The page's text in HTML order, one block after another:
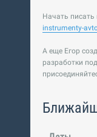
Начать писать
instrumenty-
А еще Егор
разработки